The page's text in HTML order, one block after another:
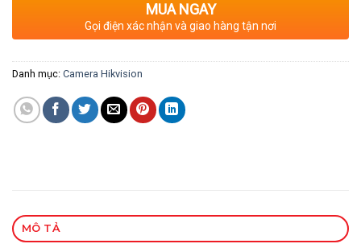
MUA NGAY
Gọi điện xác nhận và giao hàng tận nơi
Danh mục: Camera Hikvision
MÔ TẢ